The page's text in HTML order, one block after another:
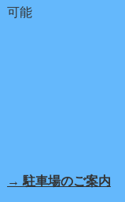
可能
→ 駐車場のご案内